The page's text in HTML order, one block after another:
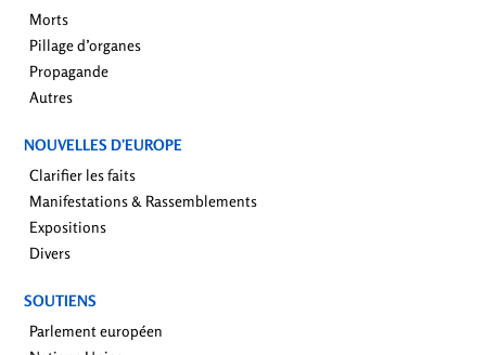
Morts
Pillage d’organes
Propagande
Autres
NOUVELLES D’EUROPE
Clarifier les faits
Manifestations & Rassemblements
Expositions
Divers
SOUTIENS
Parlement européen